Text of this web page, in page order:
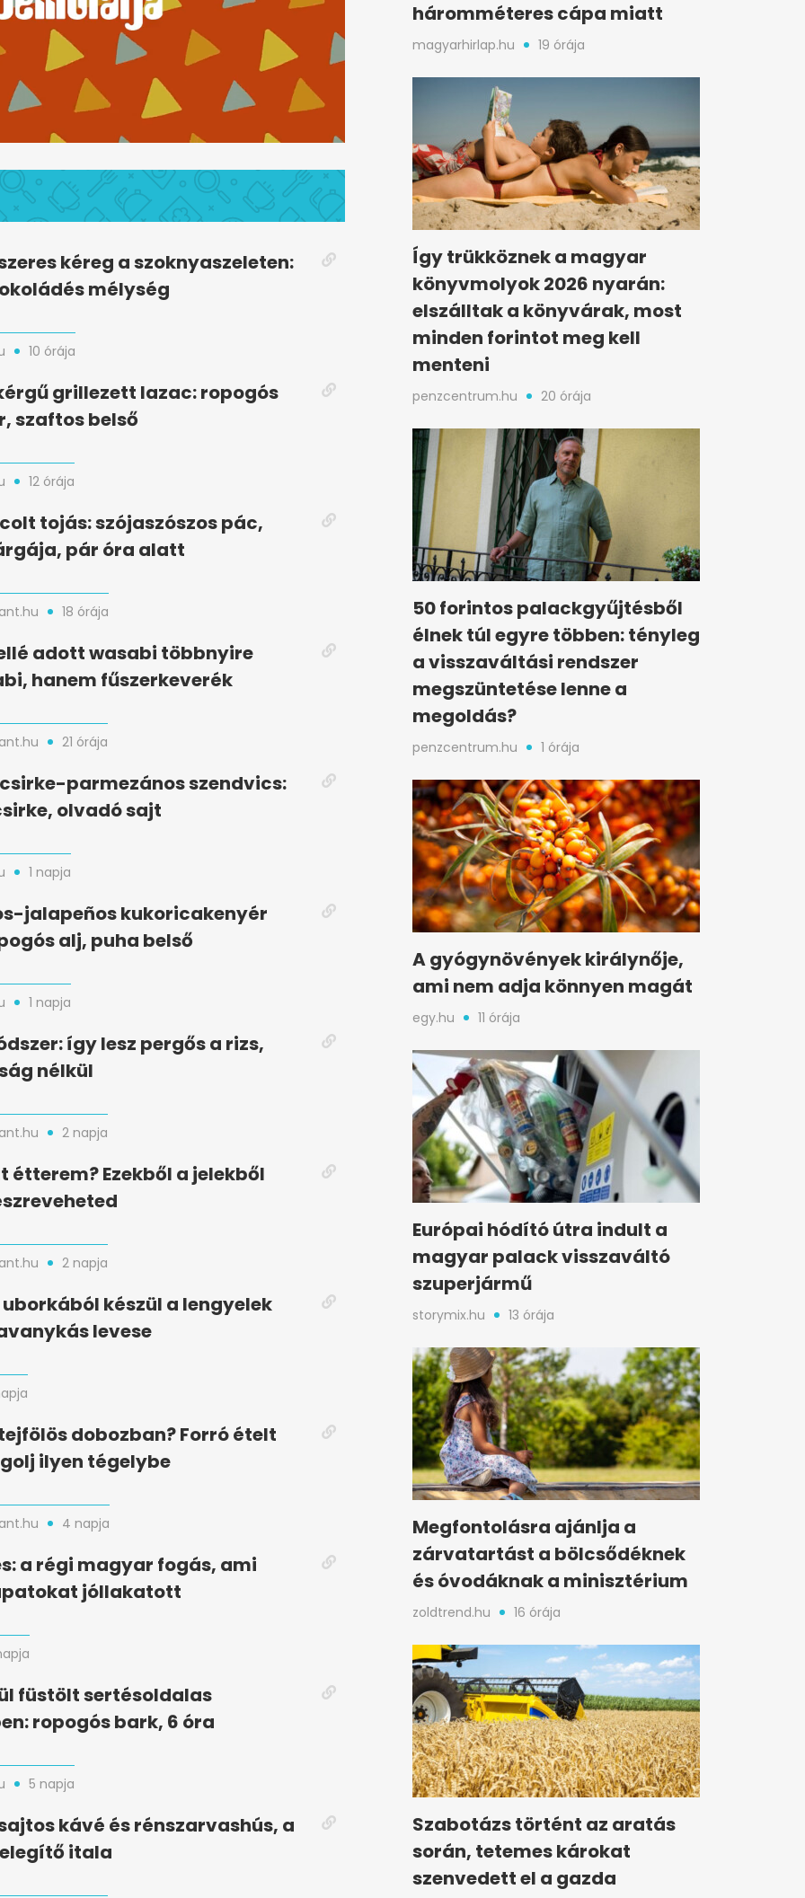
kéreg a szoknyaszeleten:
mélység
10 órája
grillezett lazac: ropogós
szaftos belső
12 órája
tojás: szójaszószos pác,
pár óra alatt
18 órája
adott wasabi többnyire
hanem fűszerkeverék
21 órája
parmezános szendvics:
olvadó sajt
1 napja
jalapeños kukoricakenyér
alj, puha belső
1 napja
így lesz pergős a rizs,
nélkül
2 napja
étterem? Ezekből a jelekből
2 napja
készül a lengyelek
levese
dobozban? Forró ételt
ilyen tégelybe
4 napja
a régi magyar fogás, ami
jóllakatott
füstölt sertésoldalas
ropogós bark, 6 óra
5 napja
kávé és rénszarvashús, a
itala
háromméteres cápa miatt
magyarhirlap.hu 19 órája
Így trükköznek a magyar
könyvmolyok 2026 nyarán:
elszálltak a könyvárak, most
minden forintot meg kell
menteni
penzcentrum.hu 20 órája
50 forintos palackgyűjtésből
élnek túl egyre többen: tényleg
a visszaváltási rendszer
megszüntetése lenne a
megoldás?
penzcentrum.hu 1 órája
A gyógynövények királynője,
ami nem adja könnyen magát
egy.hu 11 órája
Európai hódító útra indult a
magyar palack visszaváltó
szuperjármű
storymix.hu 13 órája
Megfontolásra ajánlja a
zárvatartást a bölcsődéknek
és óvodáknak a minisztérium
zoldtrend.hu 16 órája
Szabotázs történt az aratás
során, tetemes károkat
szenvedett el a gazda